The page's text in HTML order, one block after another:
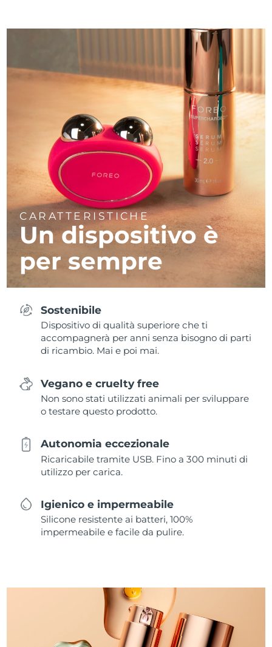
CARATTERISTICHE
Un dispositivo è
per sempre
Sostenibile
Dispositivo di qualità superiore che ti
accompagnerà per anni senza bisogno di parti
di ricambio. Mai e poi mai.
Vegano e cruelty free
Non sono stati utilizzati animali per sviluppare
o testare questo prodotto.
Autonomia eccezionale
Ricaricabile tramite USB. Fino a 300 minuti di
utilizzo per carica.
Igienico e impermeabile
Silicone resistente ai batteri, 100%
impermeabile e facile da pulire.